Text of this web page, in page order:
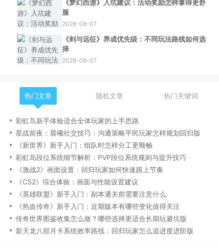
《梦幻西游》入坑建议：活动奖励怎样拿得更舒
服
2026-08-07
《剑与远征》养成优先级：不同玩法路线如何选
择
2026-08-07
热门文章 随机文章 热门关键词
彩虹岛新手体验适合全体玩家的上手思路
星战前夜：晨曦社交技巧：沟通策略平民玩家怎样规划回归版
《新世界》新手入门：组队时怎样分工更顺畅
彩虹岛段位系统细节解析：PVP段位系统规则与提升技巧
《激战2》画面设置：回归玩家如何快速跟上节奏
《CS2》综合体验：画面与性能设置建议
《英雄联盟》新手入门：副本通关前需要注意什么
《热血传奇》新手入门：近期版本有哪些变化值得关注
传奇世界图鉴收集怎么做？哪些选择更适合长期玩避坑版
新天龙八部月卡系统效率路线：回归玩家怎么追进度进阶版